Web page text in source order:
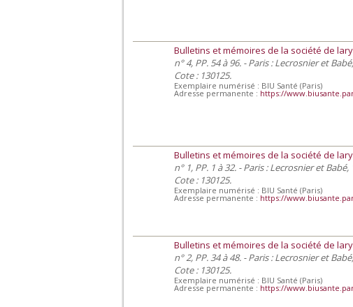
Bulletins et mémoires de la société de
n° 4, PP. 54 à 96. - Paris : Lecrosnier et
Cote : 130125.
Exemplaire numérisé : BIU Santé (Paris)
Adresse permanente : https://
Bulletins et mémoires de la société de
n° 1, PP. 1 à 32. - Paris : Lecrosnier et Babé,
Cote : 130125.
Exemplaire numérisé : BIU Santé (Paris)
Adresse permanente : https://
Bulletins et mémoires de la société de
n° 2, PP. 34 à 48. - Paris : Lecrosnier et
Cote : 130125.
Exemplaire numérisé : BIU Santé (Paris)
Adresse permanente : https://